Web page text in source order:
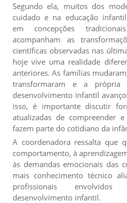
Segundo ela, muitos dos
cuidado e na educação
em concepções
acompanham as
científicas observadas nas
hoje vive uma realidade
anteriores. As famílias
transformaram e a própria
desenvolvimento infantil
isso, é importante discutir
atualizadas de compreender
fazem parte do cotidiano da
A coordenadora ressalta que
comportamento, à
às demandas emocionais das
mais conhecimento técnico
profissionais
desenvolvimento infantil.